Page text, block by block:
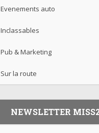
Evenements auto
Inclassables
Pub & Marketing
Sur la route
NEWSLETTER